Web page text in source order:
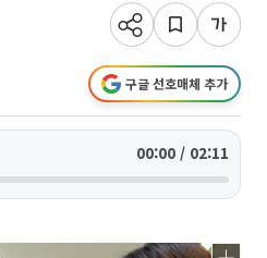
구글 선호매체 추가
00:00 / 02:11